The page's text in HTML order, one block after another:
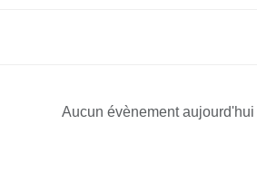
Aucun évènement aujourd'hui